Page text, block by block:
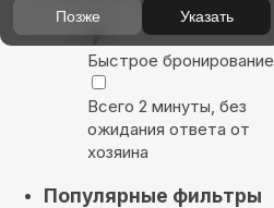
Быстрое бронирование
Всего 2 минуты, без
ожидания ответа от
хозяина
Популярные фильтры
Позже Указать